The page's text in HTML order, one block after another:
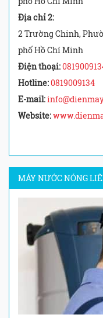
Địa chỉ 2:
2 Trường Chinh,
phố Hồ Chí Minh
Điện thoại:
Hotline:0819009134
E-mail:
Website:
MÁY NƯỚC NÓNG